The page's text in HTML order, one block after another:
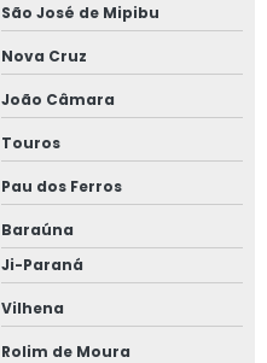
São José de Mipibu
Nova Cruz
João Câmara
Touros
Pau dos Ferros
Baraúna
Ji-Paraná
Vilhena
Rolim de Moura